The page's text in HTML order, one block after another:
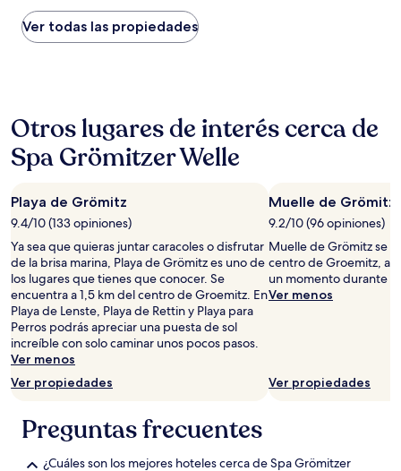
por
noche
encontrado
horas,
con
base
en
estancia
de
noche
para
2
adultos.
Los
precios
y
la
disponibilidad
a
cambios.
Aplican
Ver todas las propiedades
Otros lugares de interés cerca de
Spa Grömitzer Welle
Playa de Grömitz
9.4/10 (133 opiniones)
Ya sea que quieras juntar caracoles o disfrutar
de la brisa marina, Playa de Grömitz es uno de
los lugares que tienes que conocer. Se
encuentra a 1,5 km del centro de Groemitz. En
Playa de Lenste, Playa de Rettin y Playa para
Perros podrás apreciar una puesta de sol
increíble con solo caminar unos pocos pasos.
Ver menos
Ver propiedades
Muelle de Grömitz
9.2/10 (96 opiniones)
Muelle de Grömitz se
centro de Groemitz,
un momento durante
Ver menos
Ver propiedades
Preguntas frecuentes
¿Cuáles son los mejores hoteles cerca de Spa Grömitzer